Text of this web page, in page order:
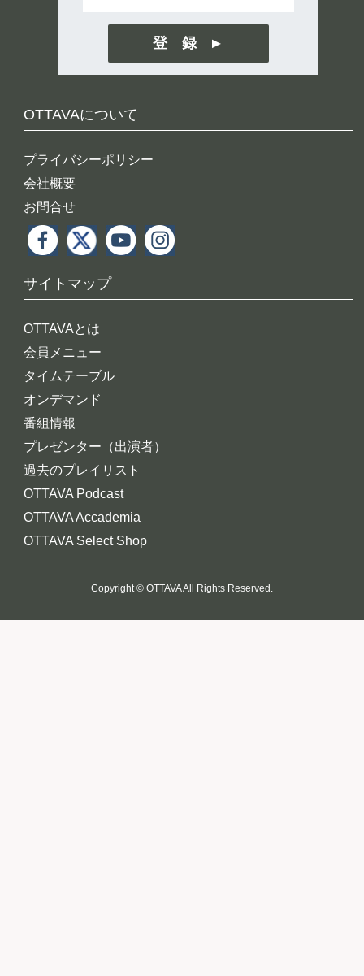
OTTAVAについて
プライバシーポリシー
会社概要
お問合せ
サイトマップ
OTTAVAとは
会員メニュー
タイムテーブル
オンデマンド
番組情報
プレゼンター（出演者）
過去のプレイリスト
OTTAVA Podcast
OTTAVA Accademia
OTTAVA Select Shop
登 録
Copyright © OTTAVA All Rights Reserved.